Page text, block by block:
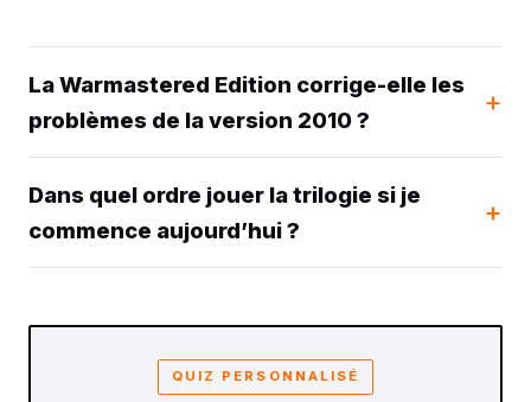
La Warmastered Edition corrige-elle les
problèmes de la version 2010 ?
Dans quel ordre jouer la trilogie si je
commence aujourd’hui ?
QUIZ PERSONNALISÉ